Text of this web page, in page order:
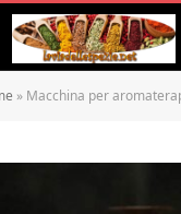
» Macchina per aromaterapia con umidificatore a Luce Cava con venatura